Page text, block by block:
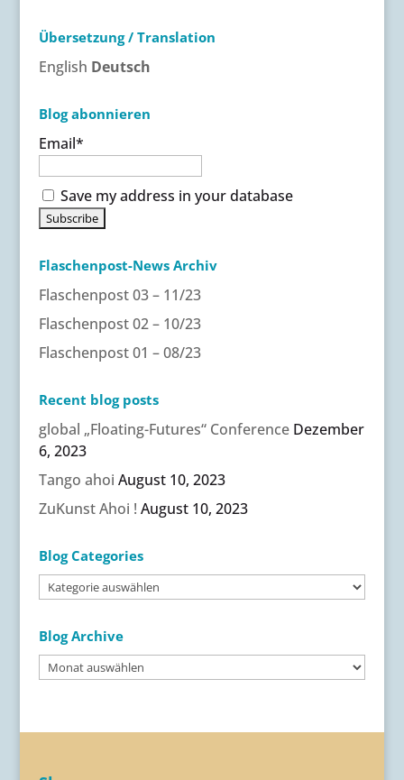
n
a
i
e
:
Übersetzung / Translation
English Deutsch
Blog abonnieren
Email*
Save my address in your database
Flaschenpost-News Archiv
Flaschenpost 03 – 11/23
Flaschenpost 02 – 10/23
Flaschenpost 01 – 08/23
Recent blog posts
global „Floating-Futures“ Conference Dezember
6, 2023
Tango ahoi August 10, 2023
ZuKunst Ahoi ! August 10, 2023
Blog Categories
Blog
Categories
Blog Archive
Blog
Archive